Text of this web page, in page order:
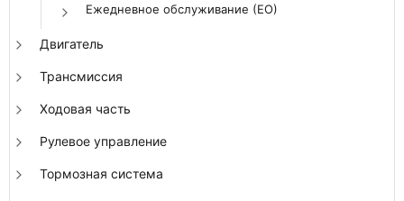
Ежедневное обслуживание (ЕО)
Двигатель
Трансмиссия
Ходовая часть
Рулевое управление
Тормозная система